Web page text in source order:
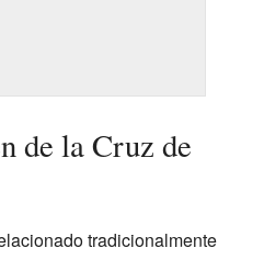
de la Cruz de
tradicionalmente